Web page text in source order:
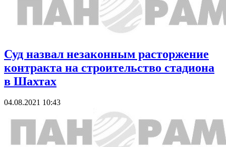
Суд назвал незаконным расторжение
контракта на строительство стадиона
в Шахтах
04.08.2021 10:43